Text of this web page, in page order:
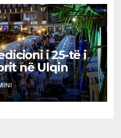
i 25-të i
në Ulqin